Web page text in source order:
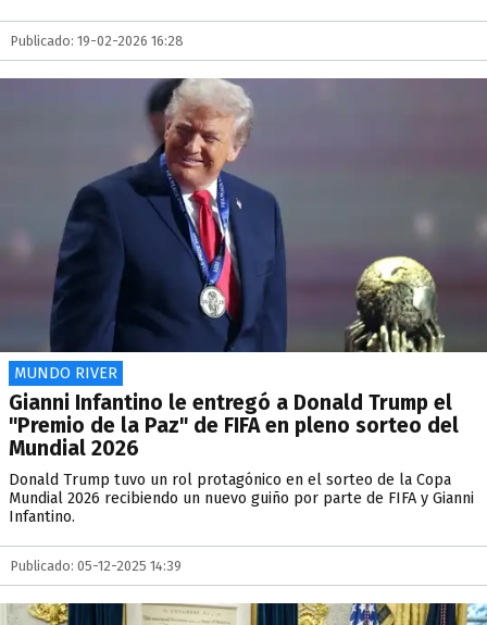
Publicado: 19-02-2026 16:28
MUNDO RIVER
Gianni Infantino le entregó a Donald Trump el
"Premio de la Paz" de FIFA en pleno sorteo del
Mundial 2026
​Donald Trump tuvo un rol protagónico en el sorteo de la Copa
Mundial 2026 recibiendo un nuevo guiño por parte de FIFA y Gianni
Infantino.
Publicado: 05-12-2025 14:39